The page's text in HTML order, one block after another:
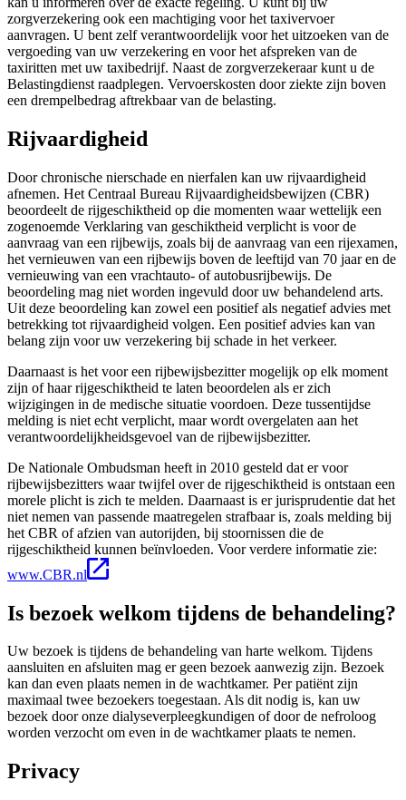
zorgverzekering ook een machtiging voor het taxivervoer
aanvragen. U bent zelf verantwoordelijk voor het uitzoeken van de
vergoeding van uw verzekering en voor het afspreken van de
taxiritten met uw taxibedrijf. Naast de zorgverzekeraar kunt u de
Belastingdienst raadplegen. Vervoerskosten door ziekte zijn boven
een drempelbedrag aftrekbaar van de belasting.
Rijvaardigheid
Door chronische nierschade en nierfalen kan uw rijvaardigheid
afnemen. Het Centraal Bureau Rijvaardigheidsbewijzen (CBR)
beoordeelt de rijgeschiktheid op die momenten waar wettelijk een
zogenoemde Verklaring van geschiktheid verplicht is voor de
aanvraag van een rijbewijs, zoals bij de aanvraag van een rijexamen,
het vernieuwen van een rijbewijs boven de leeftijd van 70 jaar en de
vernieuwing van een vrachtauto- of autobusrijbewijs. De
beoordeling mag niet worden ingevuld door uw behandelend arts.
Uit deze beoordeling kan zowel een positief als negatief advies met
betrekking tot rijvaardigheid volgen. Een positief advies kan van
belang zijn voor uw verzekering bij schade in het verkeer.
Daarnaast is het voor een rijbewijsbezitter mogelijk op elk moment
zijn of haar rijgeschiktheid te laten beoordelen als er zich
wijzigingen in de medische situatie voordoen. Deze tussentijdse
melding is niet echt verplicht, maar wordt overgelaten aan het
verantwoordelijkheidsgevoel van de rijbewijsbezitter.
De Nationale Ombudsman heeft in 2010 gesteld dat er voor
rijbewijsbezitters waar twijfel over de rijgeschiktheid is ontstaan een
morele plicht is zich te melden. Daarnaast is er jurisprudentie dat het
niet nemen van passende maatregelen strafbaar is, zoals melding bij
het CBR of afzien van autorijden, bij stoornissen die de
rijgeschiktheid kunnen beïnvloeden. Voor verdere informatie zie:
www.CBR.nl
Is bezoek welkom tijdens de behandeling?
Uw bezoek is tijdens de behandeling van harte welkom. Tijdens
aansluiten en afsluiten mag er geen bezoek aanwezig zijn. Bezoek
kan dan even plaats nemen in de wachtkamer. Per patiënt zijn
maximaal twee bezoekers toegestaan. Als dit nodig is, kan uw
bezoek door onze dialyseverpleegkundigen of door de nefroloog
worden verzocht om even in de wachtkamer plaats te nemen.
Privacy